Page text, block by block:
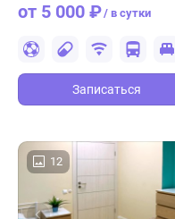
от 5 000 ₽/ в сутки
Записаться
12